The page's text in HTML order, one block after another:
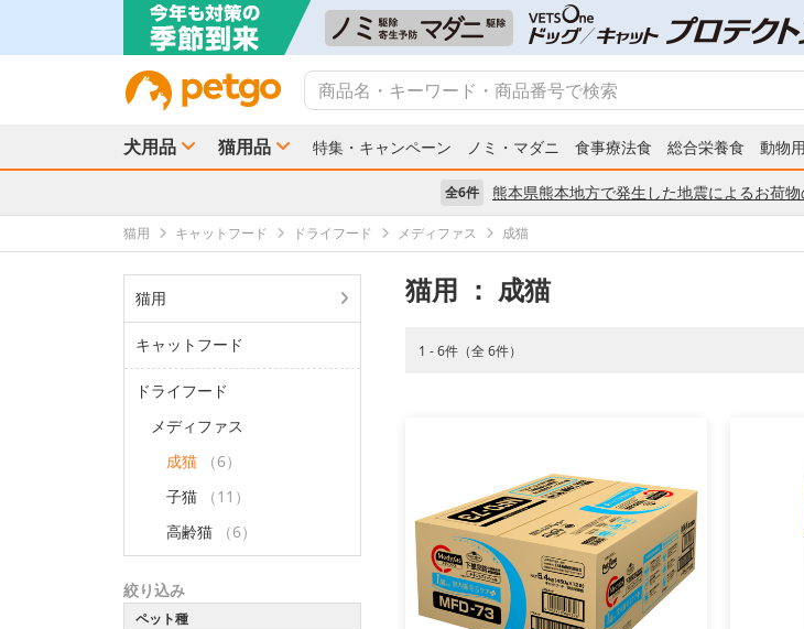
犬用品 猫用品 特集・キャンペーン ノミ・マダニ 食事療法食 総合栄養食 動物
全6件 熊本県熊本地方で発生した地震によるお荷
猫用 キャットフード ドライフード メディファス 成猫
猫用
キャットフード
ドライフード
メディファス
成猫
（6）
子猫
（11）
高齢猫
（6）
絞り込み
ペット種
猫用 ： 成猫
1 - 6件（全 6件）